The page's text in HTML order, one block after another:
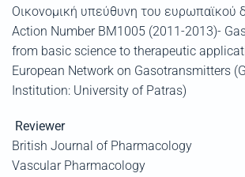
Οικονομική υπεύθυνη του ευρωπαϊκού
Action Number BM1005 (2011-2013)-
from basic science to therapeutic
European Network on Gasotransmitters
Institution: University of Patras)
Reviewer
British Journal of Pharmacology
Vascular Pharmacology